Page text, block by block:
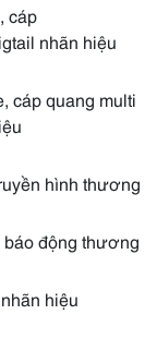
cáp
nhãn hiệu
cáp quang multi
hình thương
báo động thương
hiệu